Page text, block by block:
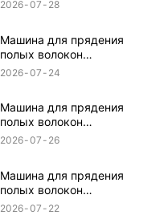
2026 07 28
Машина для прядения
полых волокон
Trustech: представлено
2026 07 24
Машина для прядения
полых волокон
Trustech:
оборудование NIPS
(18)
2026 07 26
Машина для прядения
полых волокон
Trustech:
2026 07 22